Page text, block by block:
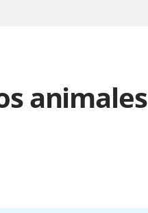
animales